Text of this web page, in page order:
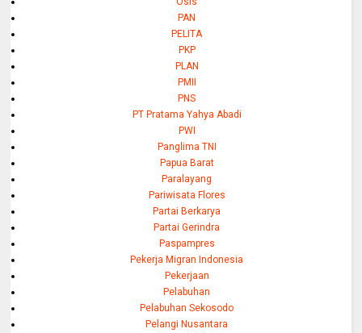
PAN
PELITA
PKP
PLAN
PMII
PNS
PT Pratama Yahya Abadi
PWI
Panglima TNI
Papua Barat
Paralayang
Pariwisata Flores
Partai Berkarya
Partai Gerindra
Paspampres
Pekerja Migran Indonesia
Pekerjaan
Pelabuhan
Pelabuhan Sekosodo
Pelangi Nusantara